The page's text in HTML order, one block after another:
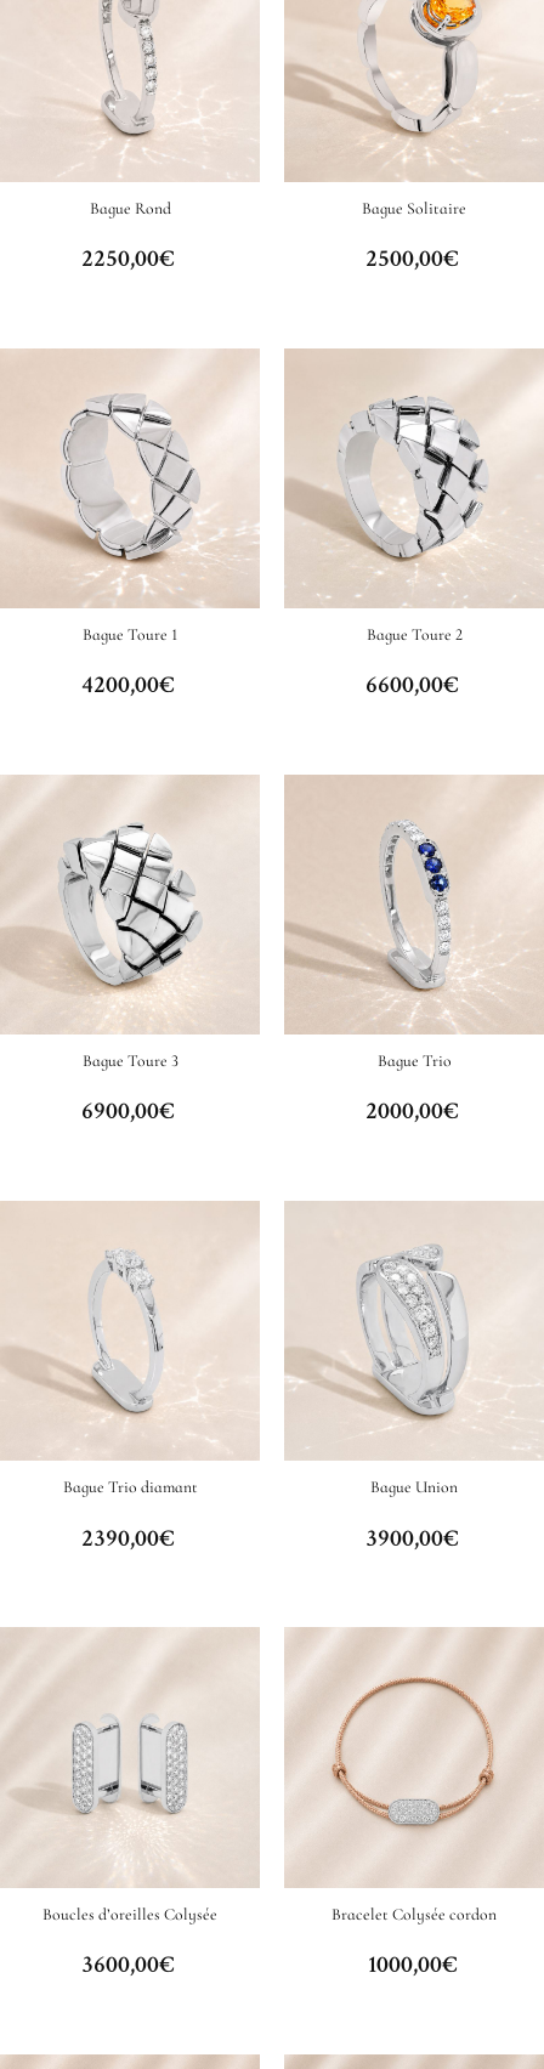
Bague Rond
2250,00€
Bague Solitaire
2500,00€
Bague Toure 1
4200,00€
Bague Toure 2
6600,00€
Bague Toure 3
6900,00€
Bague Trio
2000,00€
Bague Trio diamant
2390,00€
Bague Union
3900,00€
Boucles d’oreilles Colysée
3600,00€
Bracelet Colysée cordon
1000,00€